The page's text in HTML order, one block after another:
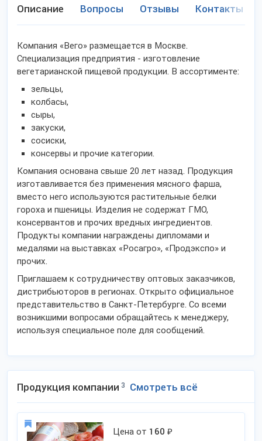
Описание Вопросы Отзывы Контакты
Компания «Вего» размещается в Москве.
Специализация предприятия - изготовление
вегетарианской пищевой продукции. В ассортименте:
зельцы,
колбасы,
сыры,
закуски,
сосиски,
консервы и прочие категории.
Компания основана свыше 20 лет назад. Продукция
изготавливается без применения мясного фарша,
вместо него используются растительные белки
гороха и пшеницы. Изделия не содержат ГМО,
консервантов и прочих вредных ингредиентов.
Продукты компании награждены дипломами и
медалями на выставках «Росагро», «Продэкспо» и
прочих.
Приглашаем к сотрудничеству оптовых заказчиков,
дистрибьюторов в регионах. Открыто официальное
представительство в Санкт-Петербурге. Со всеми
возникшими вопросами обращайтесь к менеджеру,
используя специальное поле для сообщений.
Продукция компании 3 Смотреть всё
Цена от 160 ₽